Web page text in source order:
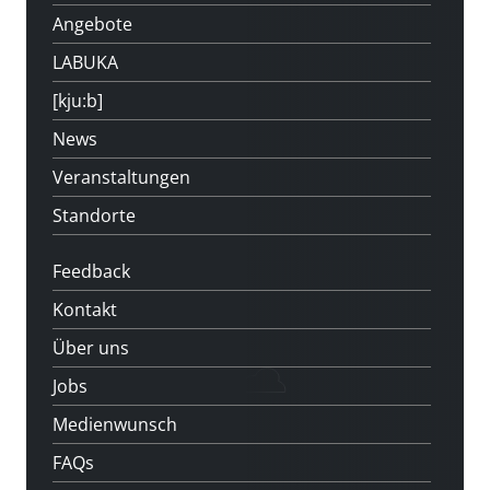
Angebote
LABUKA
[kju:b]
News
Veranstaltungen
Standorte
Feedback
Kontakt
Über uns
Jobs
Medienwunsch
FAQs